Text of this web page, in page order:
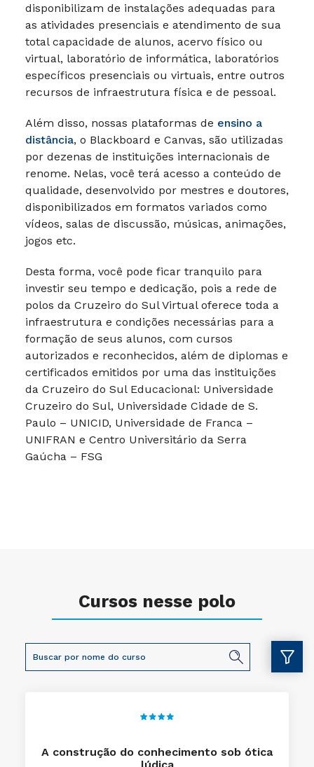
disponibilizam de instalações adequadas para
as atividades presenciais e atendimento de sua
total capacidade de alunos, acervo físico ou
virtual, laboratório de informática, laboratórios
específicos presenciais ou virtuais, entre outros
recursos de infraestrutura física e de pessoal.
Além disso, nossas plataformas de ensino a
distância, o Blackboard e Canvas, são utilizadas
por dezenas de instituições internacionais de
renome. Nelas, você terá acesso a conteúdo de
qualidade, desenvolvido por mestres e doutores,
disponibilizados em formatos variados como
vídeos, salas de discussão, músicas, animações,
jogos etc.
Desta forma, você pode ficar tranquilo para
investir seu tempo e dedicação, pois a rede de
polos da Cruzeiro do Sul Virtual oferece toda a
infraestrutura e condições necessárias para a
formação de seus alunos, com cursos
autorizados e reconhecidos, além de diplomas e
certificados emitidos por uma das instituições
da Cruzeiro do Sul Educacional: Universidade
Cruzeiro do Sul, Universidade Cidade de S.
Paulo – UNICID, Universidade de Franca –
UNIFRAN e Centro Universitário da Serra
Gaúcha – FSG
Cursos nesse polo
A construção do conhecimento sob ótica